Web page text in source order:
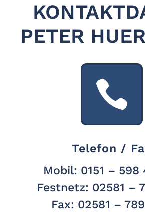
PETER

Telefon /
Mobil: 0151 – 598
Festnetz: 02581 –
Fax: 02581 –